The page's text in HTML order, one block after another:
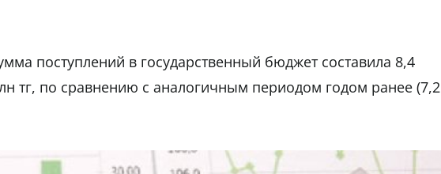
поступлений в государственный бюджет составила 8,4
тг, по сравнению с аналогичным периодом годом ранее (7,2